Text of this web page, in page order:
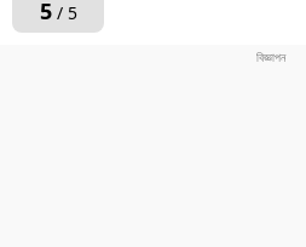
5/ 5